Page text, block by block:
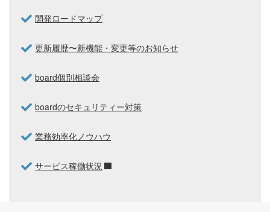
開発ロードマップ
更新履歴〜新機能・変更等のお知らせ
board個別相談会
boardのセキュリティー対策
業務効率化ノウハウ
サービス稼働状況